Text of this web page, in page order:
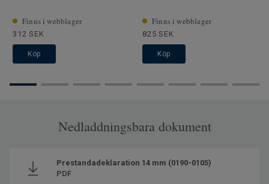
Finns i webblager
312 SEK
Köp
Finns i webblager
825 SEK
Köp
Nedladdningsbara dokument
Prestandadeklaration 14 mm (0190-0105)
PDF